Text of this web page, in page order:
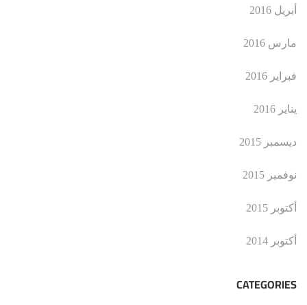
أبريل 2016
مارس 2016
فبراير 2016
يناير 2016
ديسمبر 2015
نوفمبر 2015
أكتوبر 2015
أكتوبر 2014
CATEGORIES